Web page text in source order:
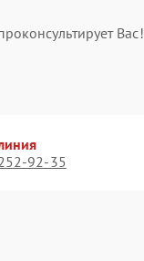
Вас!
92-35